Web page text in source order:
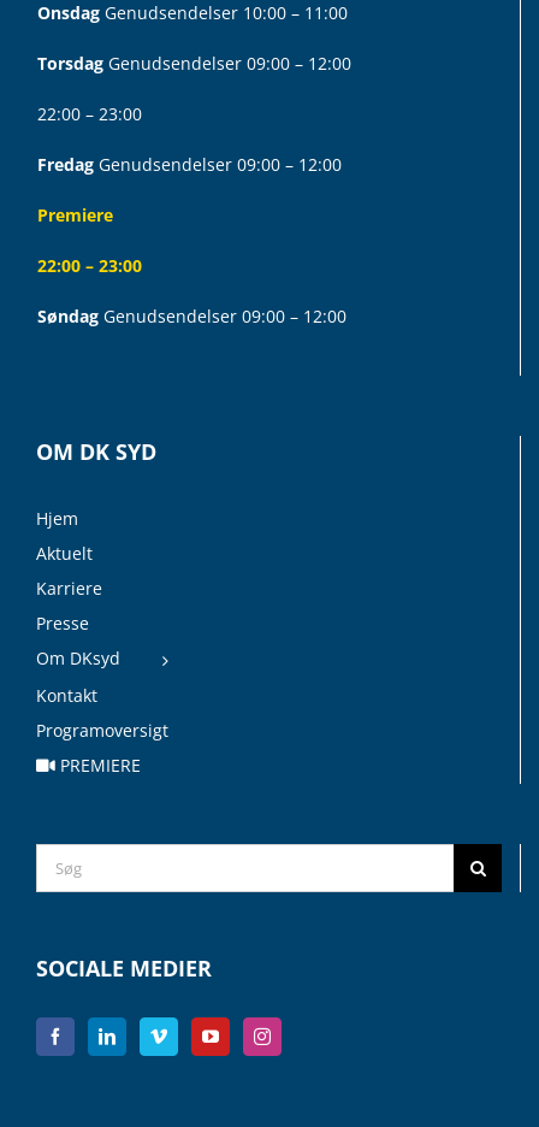
Onsdag Genudsendelser 10:00 – 11:00
Torsdag Genudsendelser 09:00 – 12:00
22:00 – 23:00
Fredag Genudsendelser 09:00 – 12:00
Premiere
22:00 – 23:00
Søndag Genudsendelser 09:00 – 12:00
OM DK SYD
Hjem
Aktuelt
Karriere
Presse
Om DKsyd
Kontakt
Programoversigt
PREMIERE
Search
for:
SOCIALE MEDIER